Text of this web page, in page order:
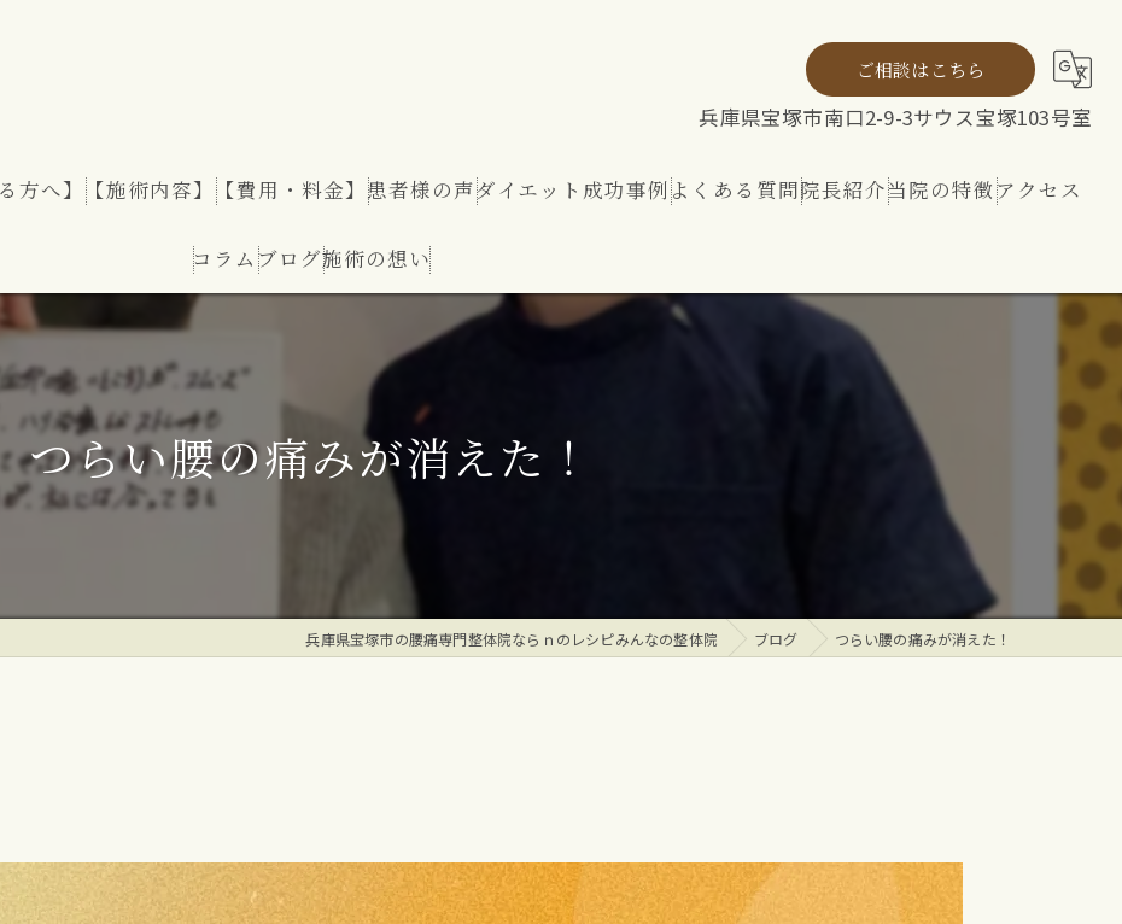
ご相談はこちら
兵庫県宝塚市南口2-9-3サウス宝塚103号室
方へ】 【施術内容】 【費用・料金】 患者様の声ダイエット成功事例よくある質問院長紹介当院の特徴
リハビリ
内外から整える 神経ケア
アクセス
コラム ブログ施術の想い
つらい腰の痛みが消えた！
兵庫県宝塚市の腰痛専門整体院ならｎのレシピみんなの整体院 ブログ つらい腰の痛みが消えた！